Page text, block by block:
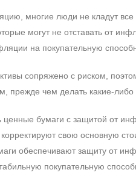
многие люди не кладут все
могут не отставать от
на покупательную
сопряжено с риском,
прежде чем делать какие-либо
ценные бумаги с защитой от
свою основную
обеспечивают защиту от
покупательную